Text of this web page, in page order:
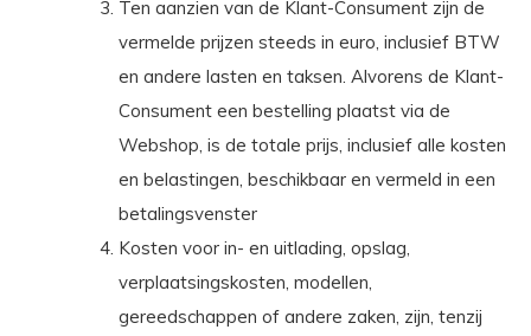
Ten aanzien van de Klant-Consument zijn de
vermelde prijzen steeds in euro, inclusief BTW
en andere lasten en taksen. Alvorens de Klant-
Consument een bestelling plaatst via de
Webshop, is de totale prijs, inclusief alle kosten
en belastingen, beschikbaar en vermeld in een
betalingsvenster
Kosten voor in- en uitlading, opslag,
verplaatsingskosten, modellen,
gereedschappen of andere zaken, zijn, tenzij